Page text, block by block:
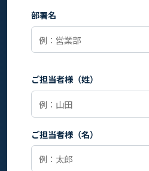
部署名
ご担当者様（姓）
ご担当者様（名）